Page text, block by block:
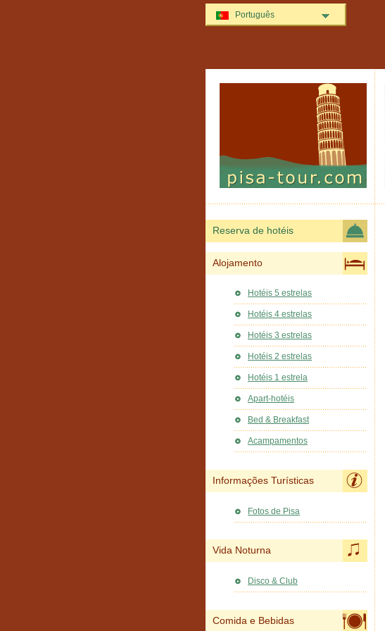
Reserva de hotéis
Alojamento
Hotéis 5 estrelas
Hotéis 4 estrelas
Hotéis 3 estrelas
Hotéis 2 estrelas
Hotéis 1 estrela
Apart-hotéis
Bed & Breakfast
Acampamentos
Informações Turísticas
Fotos de Pisa
Vida Noturna
Disco & Club
Comida e Bebidas
Português